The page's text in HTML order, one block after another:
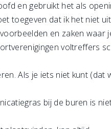
en gebruikt het als
toegeven dat ik het niet
en zaken
voltreffers
Als je iets niet kunt (dat
bij de buren is